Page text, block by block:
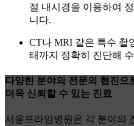
절 내시경을 이용하여
니다.
CT나 MRI 같은 특수 촬
태까지 정확히 진단해
다양한 분야의 전문의 협진 으
더욱 신뢰 할 수 있는 진료
서울프라임병원은 각 분야의